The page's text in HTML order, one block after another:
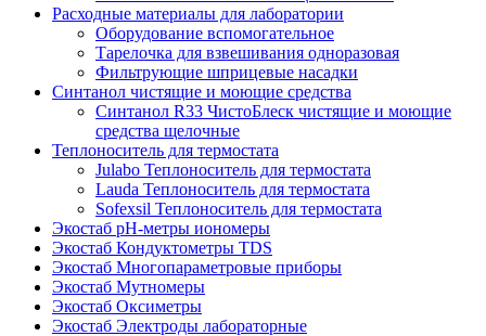
Расходные материалы для лаборатории
Оборудование вспомогательное
Тарелочка для взвешивания одноразовая
Фильтрующие шприцевые насадки
Синтанол чистящие и моющие средства
Синтанол R33 ЧистоБлеск чистящие и моющие
средства щелочные
Теплоноситель для термостата
Julabo Теплоноситель для термостата
Lauda Теплоноситель для термостата
Sofexsil Теплоноситель для термостата
Экостаб pH-метры иономеры
Экостаб Кондуктометры TDS
Экостаб Многопараметровые приборы
Экостаб Мутномеры
Экостаб Оксиметры
Экостаб Электроды лабораторные